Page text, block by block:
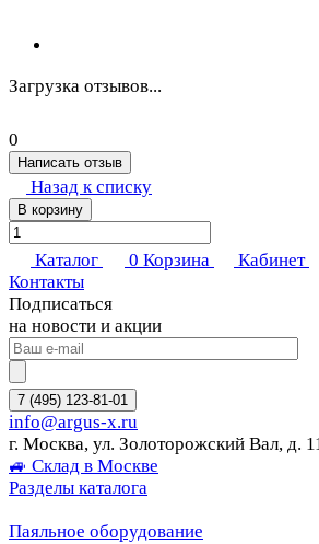
Загрузка отзывов...
0
Написать отзыв
Назад к списку
В корзину
Каталог 0 Корзина Кабинет
Контакты
Подписаться
на новости и акции
7 (495) 123-81-01
info@argus-x.ru
г. Москва, ул. Золоторожский Вал, д.
🚙 Склад в Москве
Разделы каталога
Паяльное оборудование